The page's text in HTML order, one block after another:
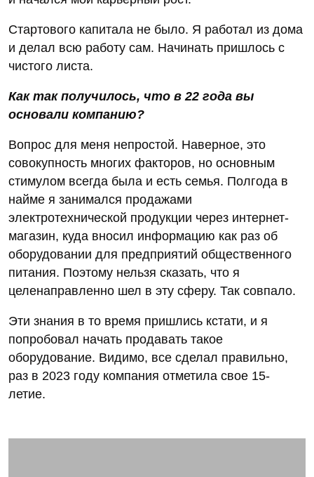
Стартового капитала не было. Я работал из дома
и делал всю работу сам. Начинать пришлось с
чистого листа.
Как так получилось, что в 22 года вы
основали компанию?
Вопрос для меня непростой. Наверное, это
совокупность многих факторов, но основным
стимулом всегда была и есть семья. Полгода в
найме я занимался продажами
электротехнической продукции через интернет-
магазин, куда вносил информацию как раз об
оборудовании для предприятий общественного
питания. Поэтому нельзя сказать, что я
целенаправленно шел в эту сферу. Так совпало.
Эти знания в то время пришлись кстати, и я
попробовал начать продавать такое
оборудование. Видимо, все сделал правильно,
раз в 2023 году компания отметила свое 15-
летие.